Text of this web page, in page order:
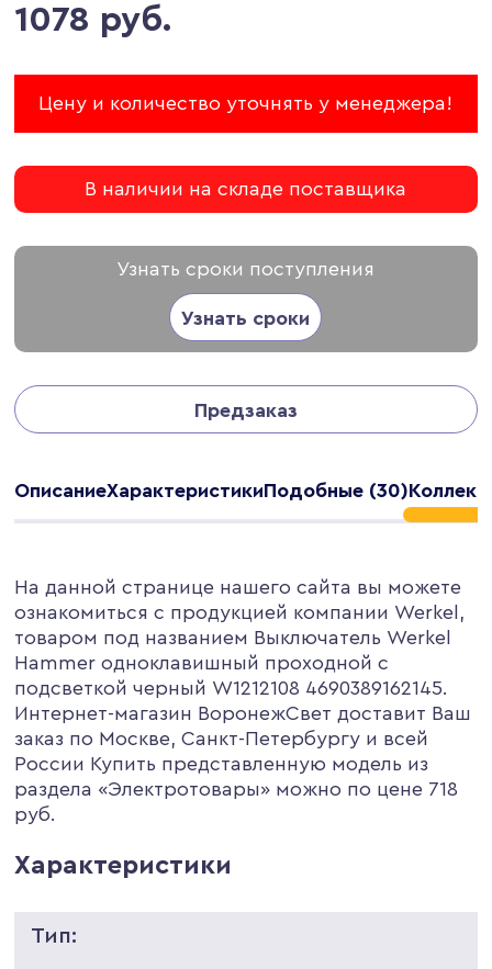
1078 руб.
Цену и количество уточнять у менеджера!
В наличии на складе поставщика
Узнать сроки поступления
Узнать сроки
Предзаказ
ОписаниеХарактеристикиПодобные (30)
На данной странице нашего сайта вы можете
ознакомиться с продукцией компании Werkel,
товаром под названием Выключатель Werkel
Hammer одноклавишный проходной с
подсветкой черный W1212108 4690389162145.
Интернет-магазин ВоронежСвет доставит Ваш
заказ по Москве, Санкт-Петербургу и всей
России Купить представленную модель из
раздела «Электротовары» можно по цене 718
руб.
Характеристики
Тип: